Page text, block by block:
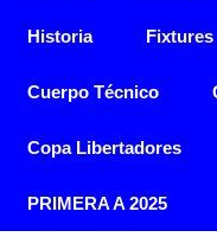
Historia Fixtures
Cuerpo Técnico
Copa Libertadores
PRIMERA A 2025